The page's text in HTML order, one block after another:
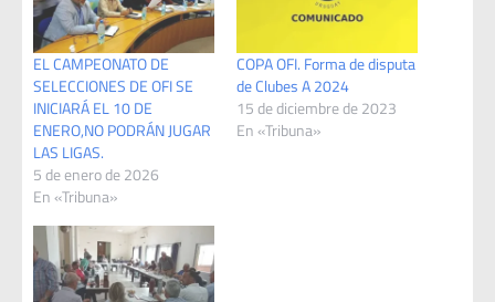
EL CAMPEONATO DE
SELECCIONES DE OFI SE
INICIARÁ EL 10 DE
ENERO,NO PODRÁN JUGAR
LAS LIGAS.
5 de enero de 2026
En «Tribuna»
COPA OFI. Forma de disputa
de Clubes A 2024
15 de diciembre de 2023
En «Tribuna»